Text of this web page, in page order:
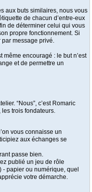
aux buts similaires, nous vous
de chacun d’entre-eux
de déterminer celui qui vous
propre fonctionnement. Si
par message privé.
même encouragé : le but n’est
et de permettre un
“Nous”, c’est Romaric
trois fondateurs.
vous connaisse un
aux échanges se
passe bien.
publié un jeu de rôle
papier ou numérique, quel
votre démarche.